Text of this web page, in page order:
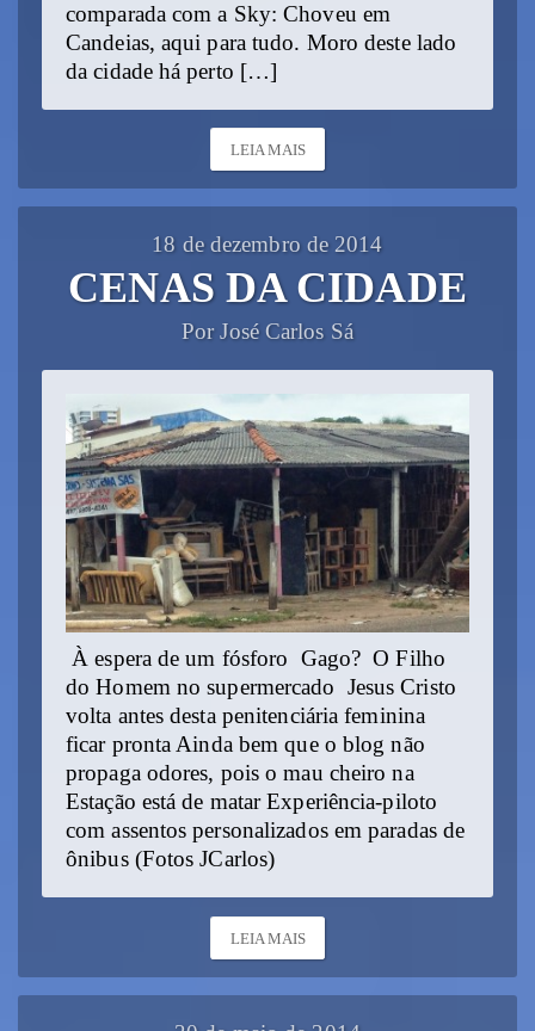
comparada com a Sky: Choveu em
Candeias, aqui para tudo. Moro deste lado
da cidade há perto […]
LEIA MAIS
18 de dezembro de 2014
CENAS DA CIDADE
Por José Carlos Sá
À espera de um fósforo Gago? O Filho
do Homem no supermercado Jesus Cristo
volta antes desta penitenciária feminina
ficar pronta Ainda bem que o blog não
propaga odores, pois o mau cheiro na
Estação está de matar Experiência-piloto
com assentos personalizados em paradas de
ônibus (Fotos JCarlos)
LEIA MAIS